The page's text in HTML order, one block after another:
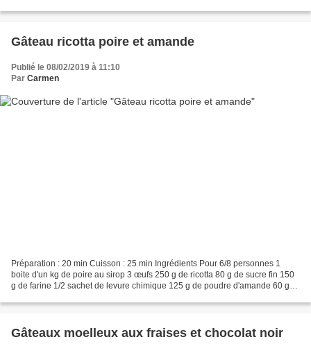
Gâteau ricotta poire et amande
Publié le 08/02/2019 à 11:10
Par Carmen
Préparation : 20 min Cuisson : 25 min Ingrédients Pour 6/8 personnes 1
boite d'un kg de poire au sirop 3 œufs 250 g de ricotta 80 g de sucre fin 150
g de farine 1/2 sachet de levure chimique 125 g de poudre d'amande 60 g
Gâteaux moelleux aux fraises et chocolat noir